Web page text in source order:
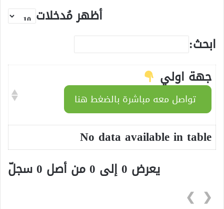
أظهر مُدخلات
ابحث:
جهة اولي
تواصل معه مباشرة بالضغط هنا
No data available in table
يعرض 0 إلى 0 من أصل 0 سجلّ
❮
❯